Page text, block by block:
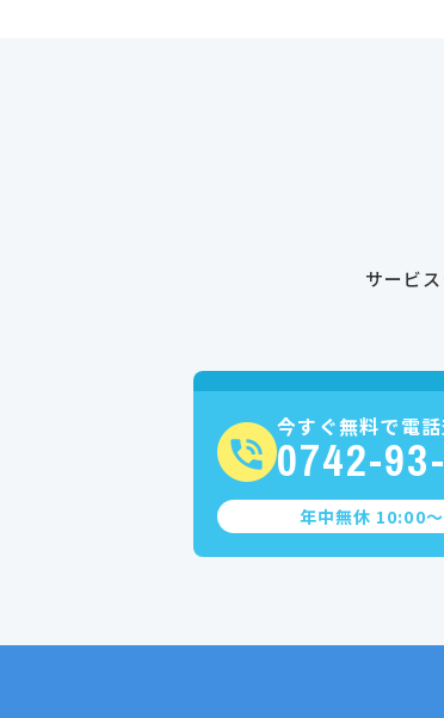
サービ
今すぐ無料で電
0742-
年中無休 10:00